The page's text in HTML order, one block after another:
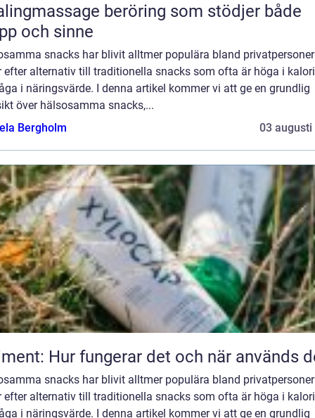
beröring som stödjer både
och sinne
snacks har blivit alltmer populära bland
efter alternativ till traditionella snacks som ofta är höga i
i näringsvärde. I denna artikel kommer vi att ge en grundlig
över hälsosamma snacks,...
Bergholm
03 augusti
Hur fungerar det och när används
snacks har blivit alltmer populära bland
efter alternativ till traditionella snacks som ofta är höga i
i näringsvärde. I denna artikel kommer vi att ge en grundlig